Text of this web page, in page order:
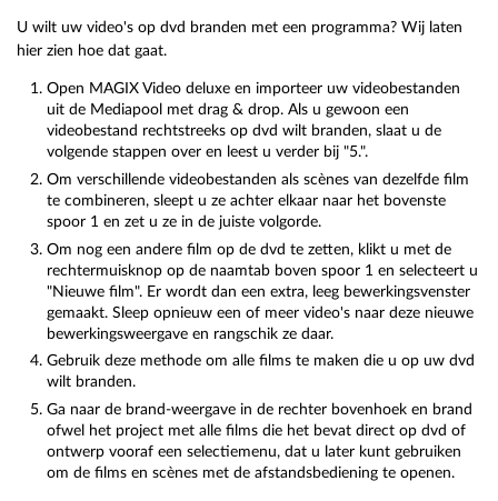
U wilt uw video's op dvd branden met een programma? Wij laten
hier zien hoe dat gaat.
Open MAGIX Video deluxe en importeer uw videobestanden
uit de Mediapool met drag & drop. Als u gewoon een
videobestand rechtstreeks op dvd wilt branden, slaat u de
volgende stappen over en leest u verder bij "5.".
Om verschillende videobestanden als scènes van dezelfde film
te combineren, sleept u ze achter elkaar naar het bovenste
spoor 1 en zet u ze in de juiste volgorde.
Om nog een andere film op de dvd te zetten, klikt u met de
rechtermuisknop op de naamtab boven spoor 1 en selecteert u
"Nieuwe film". Er wordt dan een extra, leeg bewerkingsvenster
gemaakt. Sleep opnieuw een of meer video's naar deze nieuwe
bewerkingsweergave en rangschik ze daar.
Gebruik deze methode om alle films te maken die u op uw dvd
wilt branden.
Ga naar de brand-weergave in de rechter bovenhoek en brand
ofwel het project met alle films die het bevat direct op dvd of
ontwerp vooraf een selectiemenu, dat u later kunt gebruiken
om de films en scènes met de afstandsbediening te openen.